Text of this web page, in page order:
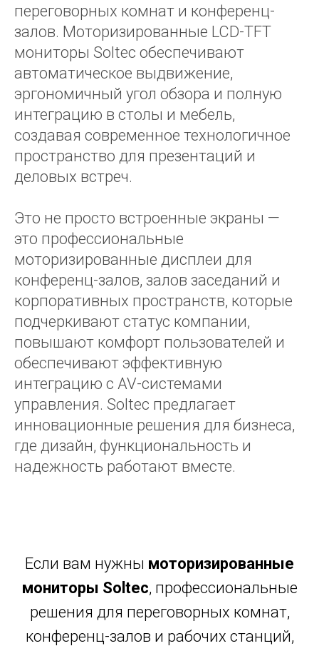
переговорных комнат и конференц-
залов. Моторизированные LCD-TFT
мониторы Soltec обеспечивают
автоматическое выдвижение,
эргономичный угол обзора и полную
интеграцию в столы и мебель,
создавая современное технологичное
пространство для презентаций и
деловых встреч.
Это не просто встроенные экраны —
это профессиональные
моторизированные дисплеи для
конференц-залов, залов заседаний и
корпоративных пространств, которые
подчеркивают статус компании,
повышают комфорт пользователей и
обеспечивают эффективную
интеграцию с AV-системами
управления. Soltec предлагает
инновационные решения для бизнеса,
где дизайн, функциональность и
надежность работают вместе.
Если вам нужны моторизированные
мониторы Soltec, профессиональные
решения для переговорных комнат,
конференц-залов и рабочих станций,